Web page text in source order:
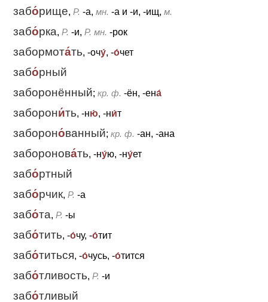
забо́рище, Р. -а, мн. -а и -и, -ищ, м.
забо́рка, Р. -и, Р. мн. -рок
забормота́ть, -очу́, -о́чет
забо́рный
заборонённый; кр. ф. -ён, -ена́
заборони́ть, -ню́, -ни́т
забороно́ванный; кр. ф. -ан, -ана
заборонова́ть, -ну́ю, -ну́ет
забо́ртный
забо́рчик, Р. -а
забо́та, Р. -ы
забо́тить, -о́чу, -о́тит
забо́титься, -о́чусь, -о́тится
забо́тливость, Р. -и
забо́тливый